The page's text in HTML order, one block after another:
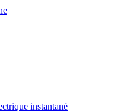
instantané